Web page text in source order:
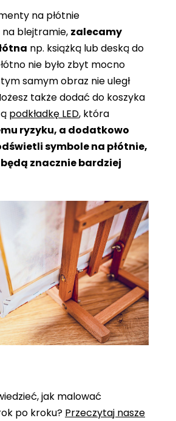
na płótnie
blejtramie, zalecamy
np. książką lub deską do
nie było zbyt mocno
samym obraz nie uległ
także dodać do koszyka
podkładkę LED, która
ryzyku, a dodatkowo
symbole na płótnie,
znacznie bardziej
jak malować
po kroku? Przeczytaj nasze